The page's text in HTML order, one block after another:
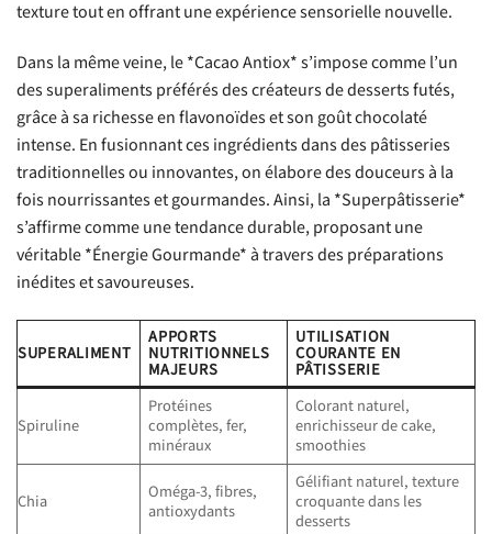
texture tout en offrant une expérience sensorielle nouvelle.
Dans la même veine, le *Cacao Antiox* s’impose comme l’un
des superaliments préférés des créateurs de desserts futés,
grâce à sa richesse en flavonoïdes et son goût chocolaté
intense. En fusionnant ces ingrédients dans des pâtisseries
traditionnelles ou innovantes, on élabore des douceurs à la
fois nourrissantes et gourmandes. Ainsi, la *Superpâtisserie*
s’affirme comme une tendance durable, proposant une
véritable *Énergie Gourmande* à travers des préparations
inédites et savoureuses.
SUPERALIMENT
APPORTS
NUTRITIONNELS
MAJEURS
UTILISATION
COURANTE EN
PÂTISSERIE
Spiruline
Protéines
complètes, fer,
minéraux
Colorant naturel,
enrichisseur de cake,
smoothies
Chia
Oméga-3, fibres,
antioxydants
Gélifiant naturel, texture
croquante dans les
desserts